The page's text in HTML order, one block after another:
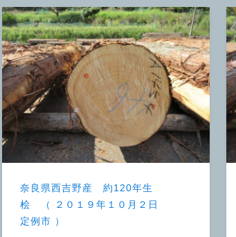
奈良県西吉野産 約120年生
桧 （ ２０１９年１０月２日
定例市 ）